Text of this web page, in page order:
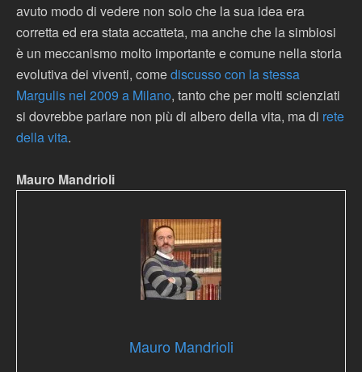
avuto modo di vedere non solo che la sua idea era
corretta ed era stata accatteta, ma anche che la simbiosi
è un meccanismo molto importante e comune nella storia
evolutiva dei viventi, comediscusso con la stessa
Margulis nel 2009 a Milano, tanto che per molti scienziati
si dovrebbe parlare non più di albero della vita, ma di rete
della vita.
Mauro Mandrioli
Mauro Mandrioli